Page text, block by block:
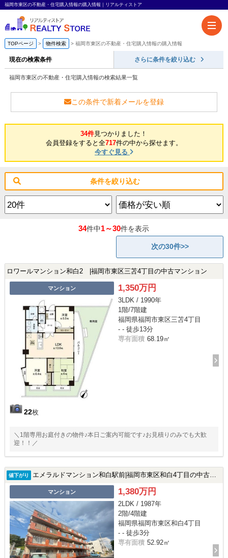
福岡市東区の不動産・住宅購入情報の購入情報｜リアルティストア
TOPページ 物件検索 福岡市東区の不動産・住宅購入情報の購入情報
現在の検索条件 さらに条件を絞り込む
福岡市東区の不動産・住宅購入情報の検索結果一覧
この条件で新着メールを登録
34件見つかりました！
会員登録をすると全717件の中から探せます。
今すぐ見る
条件を絞り込む
34件中1～30件を表示
次の30件>>
ロワールマンション和白2 |福岡市東区三苫4丁目の中古マンション
マンション
22枚
1,350万円
3LDK / 1990年
1階/7階建
福岡県福岡市東区三苫4丁目
- - 徒歩13分
専有面積 68.19㎡
＼1階専用お庭付きの物件♪本日ご案内可能です♪お見積りのみでも大歓
迎！！／
値下がり エメラルドマンション和白駅前|福岡市東区和白4丁目の中古マンション
マンション 1,380万円
2LDK / 1987年
2階/4階建
福岡県福岡市東区和白4丁目
- - 徒歩3分
専有面積 52.92㎡